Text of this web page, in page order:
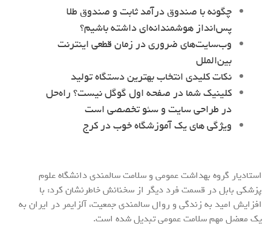
چگونه با صندوق درآمد ثابت و صندوق طلا
پس‌انداز هوشمندانه‌ای داشته باشیم؟
وب‌سایت‌های ضروری در زمان قطعی اینترنت
بین‌الملل
نکات کلیدی انتخاب بهترین دستگاه تولید
کلینیک شما در صفحه اول گوگل نیست؟ راه‌حل
در طراحی سایت و سئو تخصصی است
ویژگی های یک آموزشگاه خوب در کرج
استادیار گروه بهداشت عمومی و سلامت سالمندی دانشگاه علوم
پزشکی بابل در قسمت فرد دیگر از سخنانش خاطرنشان کرد: با
افزایش امید به زندگی و روال سالمندی جمعیت، آلزایمر در ایران به
یک معضل مهم سلامت عمومی تبدیل شده است.